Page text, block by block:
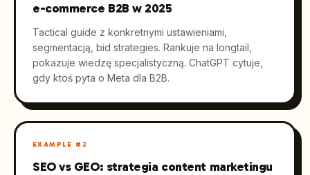
e-commerce B2B w 2025
Tactical guide z konkretnymi ustawieniami,
segmentacją, bid strategies. Rankuje na longtail,
pokazuje wiedzę specjalistyczną. ChatGPT cytuje,
gdy ktoś pyta o Meta dla B2B.
EXAMPLE # 2
SEO vs GEO: strategia content marketingu